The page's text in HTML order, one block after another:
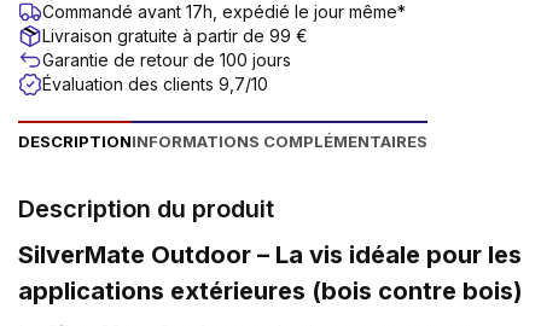
Commandé avant 17h, expédié le jour même*
Livraison gratuite à partir de 99 €
Garantie de retour de 100 jours
Évaluation des clients 9,7/10
DESCRIPTIONINFORMATIONS COMPLÉMENTAIRES
Description du produit
SilverMate Outdoor – La vis idéale pour les
applications extérieures (bois contre bois)